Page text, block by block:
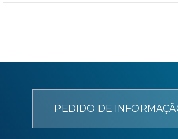
PEDIDO DE